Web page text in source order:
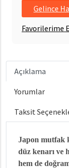
Gelince
Favorilerime
Açıklama
Yorumlar
Taksit
Japon mutfak
düz kenarı ve
hem de